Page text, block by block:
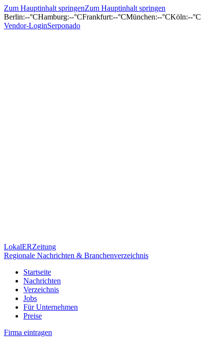
Zum Hauptinhalt springenZum Hauptinhalt springen
Berlin:--°CHamburg:--°CFrankfurt:--°CMünchen:--°CKöln:--°C
Vendor-LoginSerponado
LokalERZeitung
Regionale Nachrichten & Branchenverzeichnis
Startseite
Nachrichten
Verzeichnis
Jobs
Für Unternehmen
Preise
Firma eintragen